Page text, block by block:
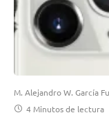
M. Alejandro W. García
4 Minutos de lectura